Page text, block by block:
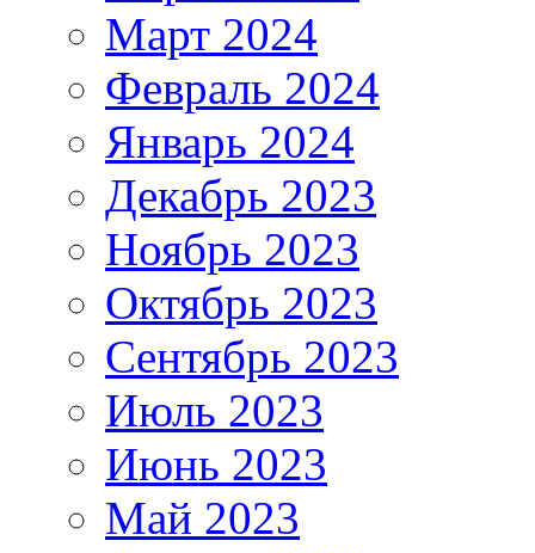
Март 2024
Февраль 2024
Январь 2024
Декабрь 2023
Ноябрь 2023
Октябрь 2023
Сентябрь 2023
Июль 2023
Июнь 2023
Май 2023